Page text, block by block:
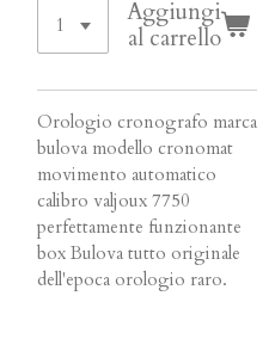
Aggiungi
al carrello
Orologio cronografo marca
bulova modello cronomat
movimento automatico
calibro valjoux 7750
perfettamente funzionante
box Bulova tutto originale
dell'epoca orologio raro.